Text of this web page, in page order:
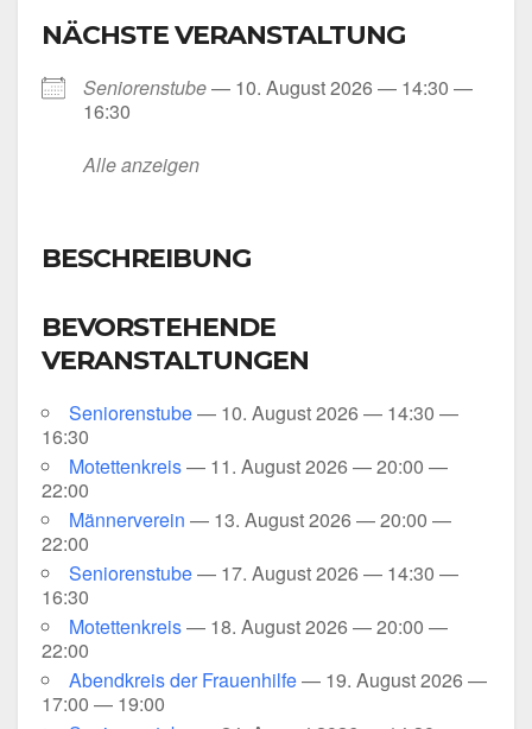
NÄCHSTE VERANSTALTUNG
Senio­ren­stu­be— 10. August 2026 — 14:30 —
16:30
Alle anzei­gen
BESCHREIBUNG
BEVORSTEHENDE
VERANSTALTUNGEN
Senio­ren­stu­be— 10. August 2026 — 14:30 —
16:30
Motet­ten­kreis— 11. August 2026 — 20:00 —
22:00
Män­ner­ver­ein — 13. August 2026 — 20:00 —
22:00
Senio­ren­stu­be— 17. August 2026 — 14:30 —
16:30
Motet­ten­kreis— 18. August 2026 — 20:00 —
22:00
Abend­kreis der Frau­en­hil­fe— 19. August 2026 —
17:00 — 19:00